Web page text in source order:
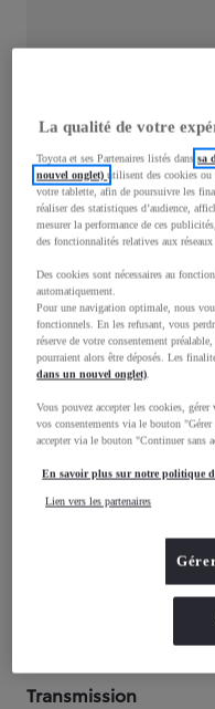
4
Hauteur
1 595
Largeur
1 765
Émissions CO2
Transmission
La qualité de votre
Toyota et ses Partenaires listés danssa
nouvel onglet)utilisent des cookies ou
votre tablette, afin de poursuivre les
réaliser des statistiques d’audience,
mesurer la performance de ces
des fonctionnalités relatives aux
Des cookies sont nécessaires au
automatiquement.
Pour une navigation optimale, nous
fonctionnels. En les refusant, vous
réserve de votre consentement
pourraient alors être déposés. Les
dans un nouvel onglet).
Vous pouvez accepter les cookies,
vos consentements via le bouton
accepter via le bouton "Continuer sans
En savoir plus sur notre politique
Lien vers les partenaires